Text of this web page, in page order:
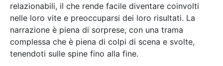
relazionabili, il che rende facile diventare coinvolti
nelle loro vite e preoccuparsi dei loro risultati. La
narrazione è piena di sorprese, con una trama
complessa che è piena di colpi di scena e svolte,
tenendoti sulle spine fino alla fine.